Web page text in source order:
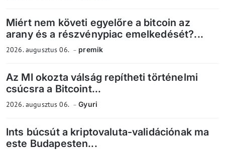
Miért nem követi egyelőre a bitcoin az
arany és a részvénypiac emelkedését?...
2026. augusztus 06. premik
Az MI okozta válság repítheti történelmi
csúcsra a Bitcoint...
2026. augusztus 06. Gyuri
Ints búcsút a kriptovaluta-validációnak ma
este Budapesten...